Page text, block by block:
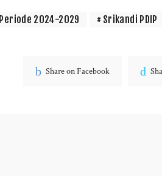
Periode 2024-2029 Srikandi PDIP
Share on Facebook